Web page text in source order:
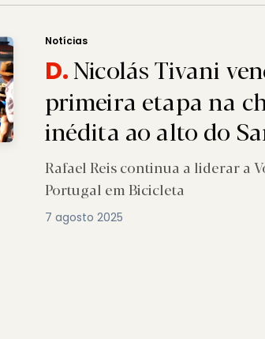
Notícias
D.Nicolás Tivani
primeira etapa na
inédita ao alto do
Rafael Reis continua a liderar a
Portugal em Bicicleta
7 agosto 2025